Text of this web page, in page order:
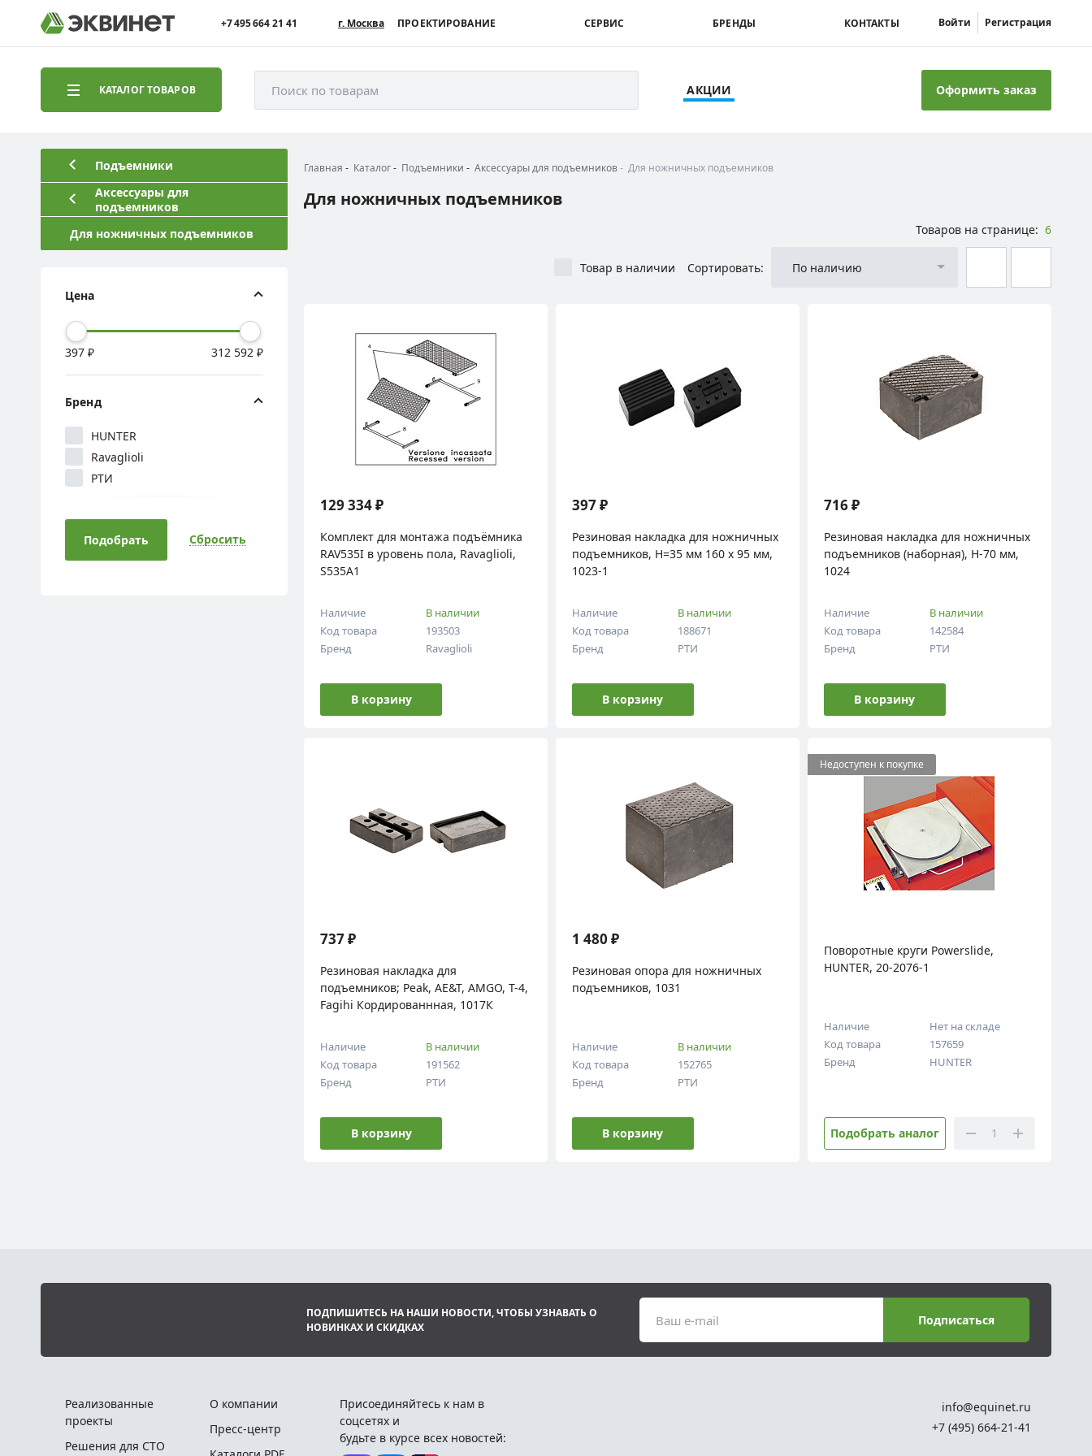
+7 495 664 21 41 г. Москва ПРОЕКТИРОВАНИЕ СЕРВИС БРЕНДЫ КОНТАКТЫ Войти Регистрация
КАТАЛОГ ТОВАРОВ Поиск по товарам АКЦИИ Оформить заказ
Подъемники
Аксессуары для
подъемников
Для ножничных подъемников
Цена
397 ₽ 312 592 ₽
Бренд
HUNTER
Ravaglioli
РТИ
Подобрать Сбросить
Главная Каталог Подъемники Аксессуары для подъемников Для ножничных подъемников
Для ножничных подъемников
Товаров на странице: 6
Товар в наличии Сортировать: По наличию
129 334 ₽
Комплект для монтажа подъёмника
RAV535I в уровень пола, Ravaglioli,
S535A1
Наличие
В наличии
Код товара
193503
Бренд
Ravaglioli
В корзину
397 ₽
Резиновая накладка для ножничных
подъемников, Н=35 мм 160 х 95 мм,
1023-1
Наличие
В наличии
Код товара
188671
Бренд
РТИ
В корзину
716 ₽
Резиновая накладка для ножничных
подъемников (наборная), H-70 мм,
1024
Наличие
В наличии
Код товара
142584
Бренд
РТИ
В корзину
737 ₽
Резиновая накладка для
подъемников; Peak, AE&T, AMGO, T-4,
Fagihi Кордированнная, 1017К
Наличие
В наличии
Код товара
191562
Бренд
РТИ
В корзину
1 480 ₽
Резиновая опора для ножничных
подъемников, 1031
Наличие
В наличии
Код товара
152765
Бренд
РТИ
В корзину
Недоступен к покупке
Поворотные круги Powerslide,
HUNTER, 20-2076-1
Наличие
Нет на складе
Код товара
157659
Бренд
HUNTER
Подобрать аналог
ПОДПИШИТЕСЬ НА НАШИ НОВОСТИ, ЧТОБЫ УЗНАВАТЬ О
НОВИНКАХ И СКИДКАХ
Ваш e-mail Подписаться
Реализованные
проекты
Решения для СТО
О компании
Пресс-центр
Присоединяйтесь к нам в
соцсетях и
будьте в курсе всех новостей:
info@equinet.ru
+7 (495) 664-21-41